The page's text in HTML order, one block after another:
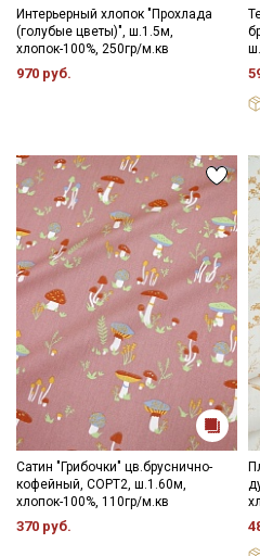
Интерьерный хлопок "Прохлада
(голубые цветы)", ш.1.5м,
хлопок-100%, 250гр/м.кв
970 руб.
Сатин "Грибочки" цв.бруснично-
кофейный, СОРТ2, ш.1.60м,
хлопок-100%, 110гр/м.кв
370 руб.